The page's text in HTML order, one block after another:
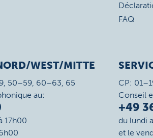
FAQ
WEST/MITTE
50–59, 60–63, 65
au:
17h00
CP:
Conseil
+49
du lundi
et le